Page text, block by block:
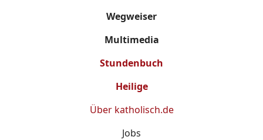
Wegweiser
Multimedia
Stundenbuch
Heilige
Über katholisch.de
Jobs